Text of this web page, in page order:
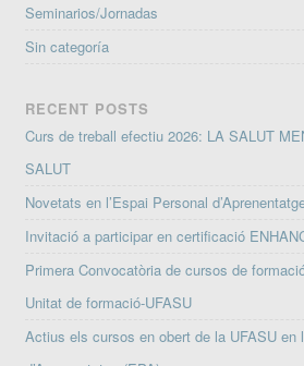
Seminarios/Jornadas
Sin categoría
RECENT POSTS
Curs de treball efectiu 2026: LA SALUT
SALUT
Novetats en l’Espai Personal
Invitació a participar en certificació
Primera Convocatòria de cursos de
Unitat de formació-UFASU
Actius els cursos en obert de la UFASU en